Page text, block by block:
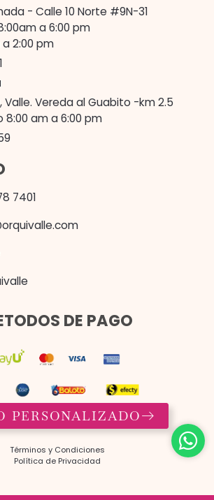
- Calle 10 Norte #9N-31
a 6:00 pm
2:00 pm
Valle. Vereda al Guabito -km 2.5
8:00 am a 6:00 pm
7401
DE PAGO
PERSONALIZADO
Términos y Condiciones​
Política de Privacidad